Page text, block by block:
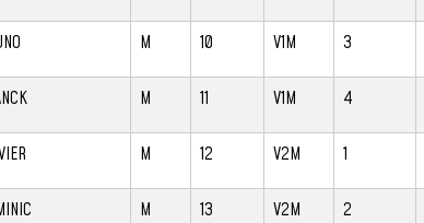
M 10 V1M 3
M 11 V1M 4
M 12 V2M 1
M 13 V2M 2